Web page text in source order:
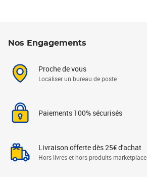
Nos Engagements
Proche de vous
Localiser un bureau de poste
Paiements 100% sécurisés
Livraison offerte dès 25€ d'achat
Hors livres et hors produits marketplace